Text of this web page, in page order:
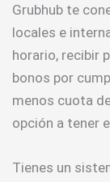
Grubhub te
locales e
horario, recibir
bonos por
menos cuota
opción a tener
Tienes un